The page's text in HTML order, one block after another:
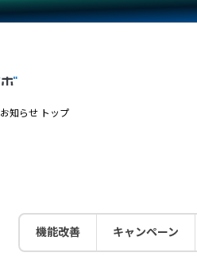
越境EC（海外販売）
複数店舗との連携
ラージ
ショップ事例
お知らせ トップ
機能改善 キャンペーン